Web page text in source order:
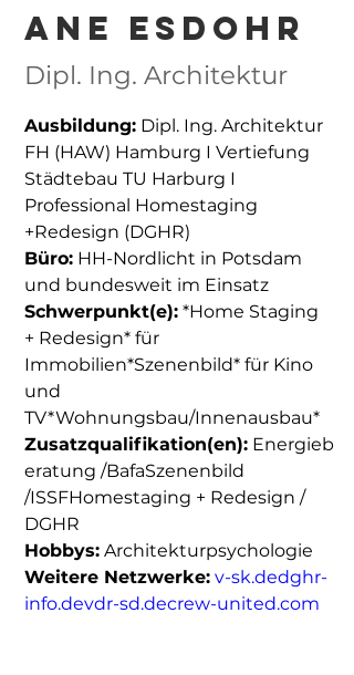
Ane Esdohr
Dipl. Ing. Architektur
Ausbildung: Dipl. Ing. Architektur
FH (HAW) Hamburg I Vertiefung
Städtebau TU Harburg I
Professional Homestaging
+Redesign (DGHR)
Büro: HH-Nordlicht in Potsdam
und bundesweit im Einsatz
Schwerpunkt(e): *Home Staging
+ Redesign* für
Immobilien*Szenenbild* für Kino
und
TV*Wohnungsbau/Innenausbau*
Zusatzqualifikation(en): Energieb
eratung /BafaSzenenbild
/ISSFHomestaging + Redesign /
DGHR
Hobbys: Architekturpsychologie
Weitere Netzwerke: v-sk.dedghr-
info.devdr-sd.decrew-united.com